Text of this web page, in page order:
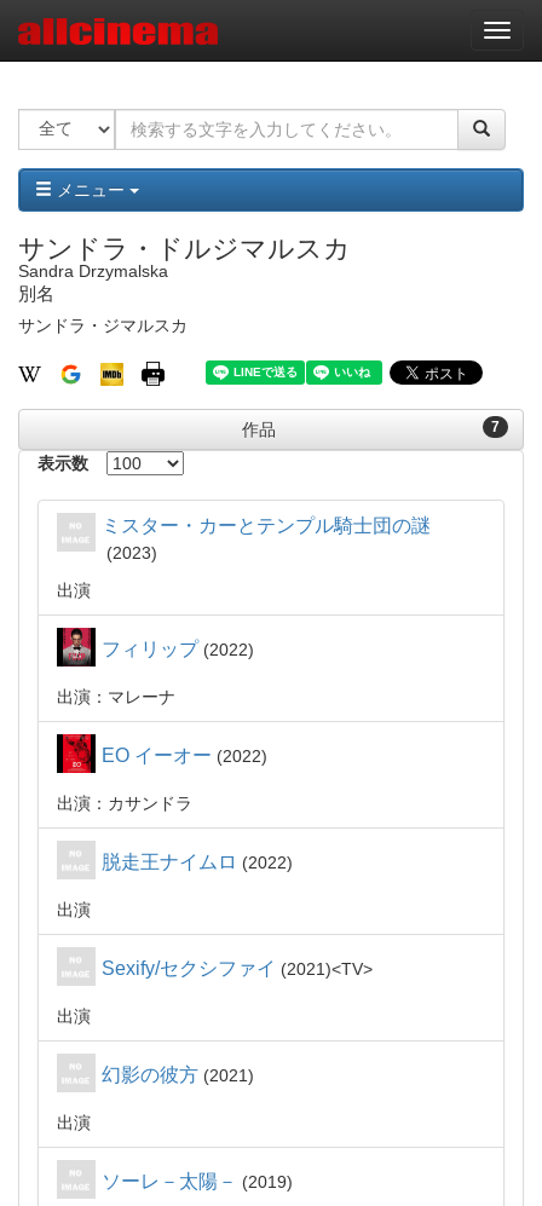
ナ
ビ
ー
ョ
ン
メニュー
サンドラ・ドルジマルスカ
Sandra Drzymalska
別名
サンドラ・ジマルスカ
7
作品
表示数
ミスター・カーとテンプル騎士団の謎
2023
出演
フィリップ 2022
出演：マレーナ
EO イーオー 2022
出演：カサンドラ
脱走王ナイムロ 2022
出演
Sexify/セクシファイ 2021 TV
出演
幻影の彼方 2021
出演
ソーレ－太陽－ 2019